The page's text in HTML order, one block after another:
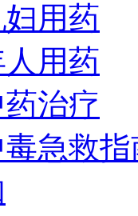
用药
用药
治疗
急救指